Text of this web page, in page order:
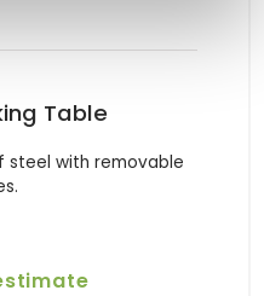
Table
steel with removable